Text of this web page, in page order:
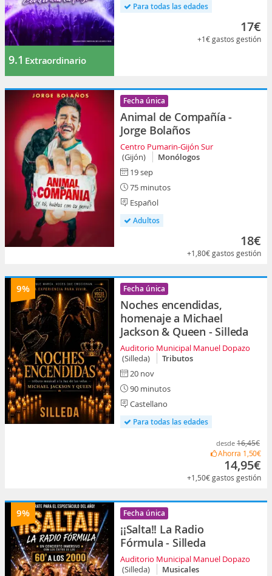
9.1 Extraordinario
Para todas las edades
17€
+1€gastos gestión
Fecha única
Animal de Compañía -
Jorge Bolaños
Centro Pumarin-Gijón Sur
(Gijón)
Monólogos
19 sep
75 minutos
Español
Adultos
18€
+1,80€gastos gestión
9% Fecha única
Noches encendidas,
homenaje a Michael
Jackson & Queen - Silleda
Auditorio Municipal Manuel Dopazo
(Silleda)
Tributos
20 nov
90 minutos
Castellano
Para todas las edades
desde 16,45€
Ahorra 1,50€
14,95€
+1,50€gastos gestión
9% Fecha única
¡¡Salta!! La Radio
Fórmula - Silleda
Auditorio Municipal Manuel Dopazo
(Silleda)
Musicales